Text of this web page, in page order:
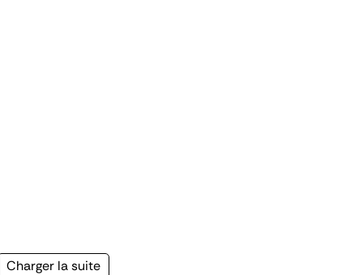
Page
Charger la suite